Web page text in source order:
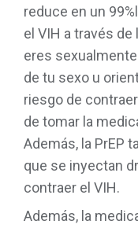
reduce en un 99%
el VIH a través de
eres
de tu sexo u
riesgo de
de tomar la
Además, la PrEP
que se inyectan
contraer el VIH.
Además, la